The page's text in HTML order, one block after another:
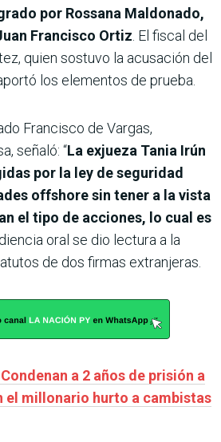
por Rossana Maldonado,
Francisco Ortiz . El fiscal del
quien sostuvo la acusación del
los elementos de prueba.
Francisco de Vargas,
señaló: “La exjueza Tania Irún
por la ley de seguridad
offshore sin tener a la vista
el tipo de acciones, lo cual es
oral se dio lectura a la
de dos firmas extranjeras.
a 2 años de prisión a
el millonario hurto a cambistas